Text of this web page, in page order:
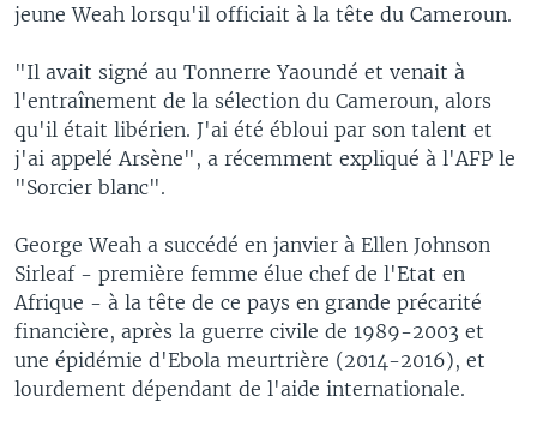
jeune Weah lorsqu'il officiait à la tête du Cameroun.
"Il avait signé au Tonnerre Yaoundé et venait à
l'entraînement de la sélection du Cameroun, alors
qu'il était libérien. J'ai été ébloui par son talent et
j'ai appelé Arsène", a récemment expliqué à l'AFP le
"Sorcier blanc".
George Weah a succédé en janvier à Ellen Johnson
Sirleaf - première femme élue chef de l'Etat en
Afrique - à la tête de ce pays en grande précarité
financière, après la guerre civile de 1989-2003 et
une épidémie d'Ebola meurtrière (2014-2016), et
lourdement dépendant de l'aide internationale.